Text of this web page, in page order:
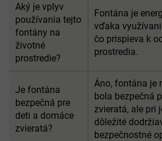
Aký je vplyv
používania tejto
fontány na
životné
prostredie?
Fontána je
vďaka
čo prispieva k
prostredia.
Je fontána
bezpečná pre
deti a domáce
zvieratá?
Áno, fontána je
bola bezpečná
zvieratá, ale pri
dôležité
bezpečnostné